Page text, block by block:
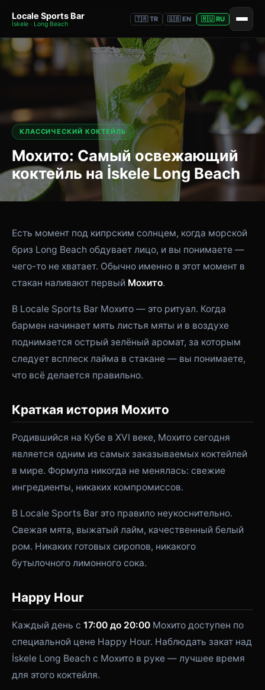
Locale Sports Bar
İskele · Long Beach
🇹🇷 TR 🇬🇧 EN 🇷🇺 RU
КЛАССИЧЕСКИЙ КОКТЕЙЛЬ
Мохито: Самый освежающий
коктейль на İskele Long Beach
Есть момент под кипрским солнцем, когда морской
бриз Long Beach обдувает лицо, и вы понимаете —
чего-то не хватает. Обычно именно в этот момент в
стакан наливают первый Мохито.
В Locale Sports Bar Мохито — это ритуал. Когда
бармен начинает мять листья мяты и в воздухе
поднимается острый зелёный аромат, за которым
следует всплеск лайма в стакане — вы понимаете,
что всё делается правильно.
Краткая история Мохито
Родившийся на Кубе в XVI веке, Мохито сегодня
является одним из самых заказываемых коктейлей
в мире. Формула никогда не менялась: свежие
ингредиенты, никаких компромиссов.
В Locale Sports Bar это правило неукоснительно.
Свежая мята, выжатый лайм, качественный белый
ром. Никаких готовых сиропов, никакого
бутылочного лимонного сока.
Happy Hour
Каждый день с 17:00 до 20:00 Мохито доступен по
специальной цене Happy Hour. Наблюдать закат над
İskele Long Beach с Мохито в руке — лучшее время
для этого коктейля.